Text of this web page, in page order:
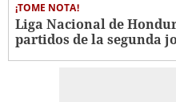
¡TOME NOTA!
Liga Nacional de
partidos de la segunda